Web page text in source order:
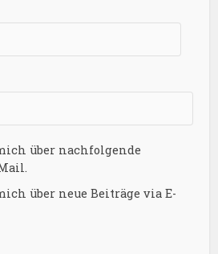
über nachfolgende
über neue Beiträge via E-